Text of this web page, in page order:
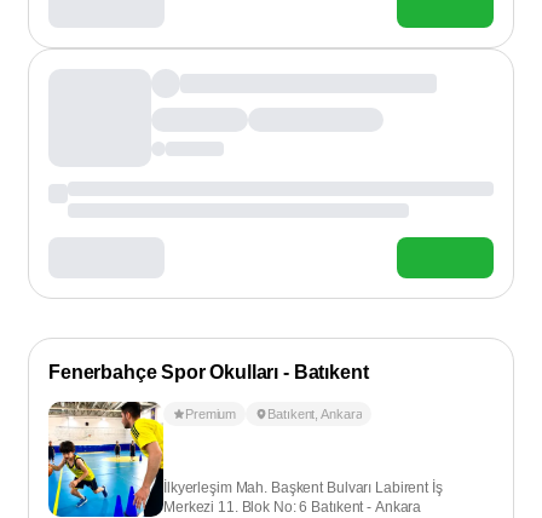
Fenerbahçe Spor Okulları - Batıkent
Premium Batıkent ,Ankara
İlkyerleşim Mah. Başkent Bulvarı Labirent İş
Merkezi 11. Blok No: 6 Batıkent - Ankara